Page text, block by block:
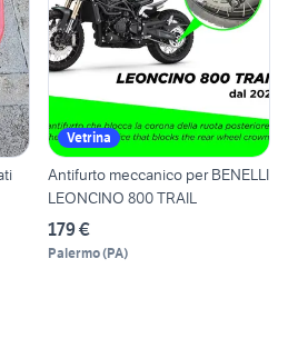
Vetrina
Antifurto meccanico per BENELLI
LEONCINO 800 TRAIL
179 €
Palermo(PA)